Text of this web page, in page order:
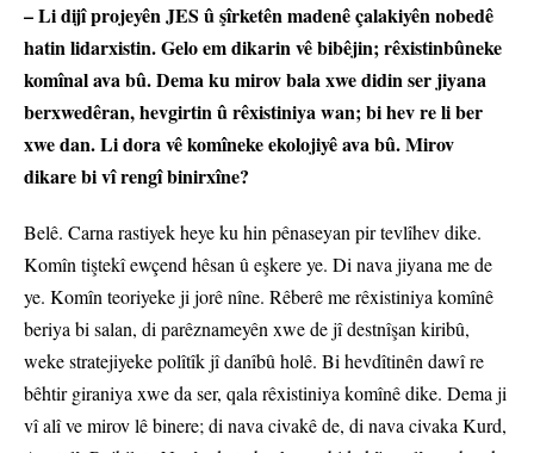
– Li dijî projeyên JES û şîrketên madenê çalakiyên nobedê
hatin lidarxistin. Gelo em dikarin vê bibêjin; rêxistinbûneke
komînal ava bû. Dema ku mirov bala xwe didin ser jiyana
berxwedêran, hevgirtin û rêxistiniya wan; bi hev re li ber
xwe dan. Li dora vê komîneke ekolojiyê ava bû. Mirov
dikare bi vî rengî binirxîne?
Belê. Carna rastiyek heye ku hin pênaseyan pir tevlîhev dike.
Komîn tiştekî ewçend hêsan û eşkere ye. Di nava jiyana me de
ye. Komîn teoriyeke ji jorê nîne. Rêberê me rêxistiniya komînê
beriya bi salan, di parêznameyên xwe de jî destnîşan kiribû,
weke stratejiyeke polîtîk jî danîbû holê. Bi hevdîtinên dawî re
bêhtir giraniya xwe da ser, qala rêxistiniya komînê dike. Dema ji
vî alî ve mirov lê binere; di nava civakê de, di nava civaka Kurd,